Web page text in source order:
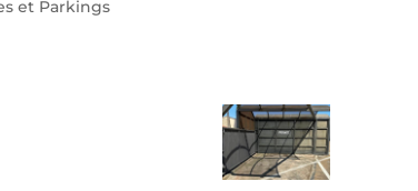
et Parkings